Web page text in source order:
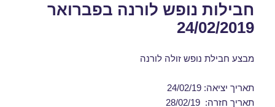
חבילות נופש לורנה בפברואר
24/02/2019
מבצע חבילת נופש זולה לורנה
תאריך יציאה: 24/02/19
תאריך חזרה: 28/02/19